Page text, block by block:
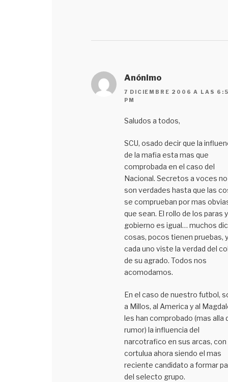
Anónimo
7 DICIEMBRE 2006 A LAS
PM
Saludos a todos,
SCU, osado decir que la
de la mafia esta mas que
comprobada en el caso del
Nacional. Secretos a voces no
son verdades hasta que las
se comprueban por mas
que sean. El rollo de los paras
gobierno es igual… muchos
cosas, pocos tienen pruebas, y
cada uno viste la verdad del
de su agrado. Todos nos
acomodamos.
En el caso de nuestro futbol,
a Millos, al America y al
les han comprobado (mas alla
rumor) la influencia del
narcotrafico en sus arcas, con
cortulua ahora siendo el mas
reciente candidato a formar
del selecto grupo.